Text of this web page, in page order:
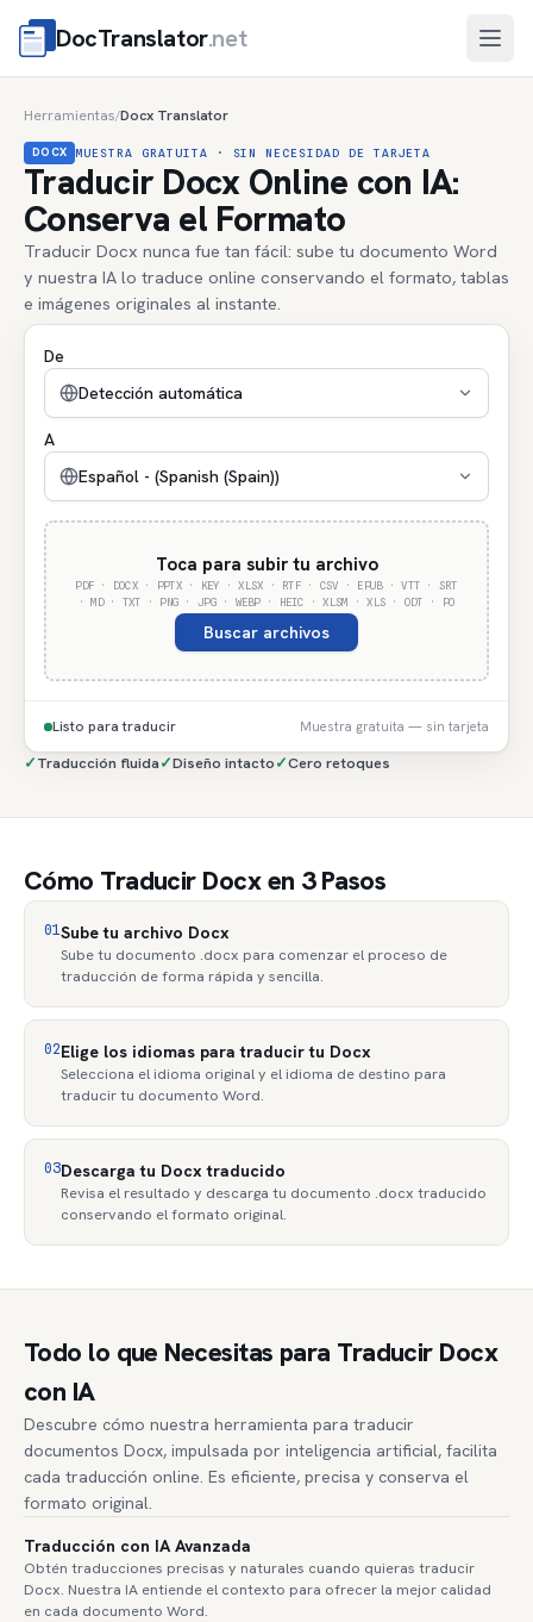
DocTranslator.net Abrir
Herramientas/Docx Translator
DOCX MUESTRA GRATUITA · SIN NECESIDAD DE TARJETA
Traducir Docx Online con IA:
Conserva el Formato
Traducir Docx nunca fue tan fácil: sube tu documento Word
y nuestra IA lo traduce online conservando el formato, tablas
e imágenes originales al instante.
De
Detección automática
A
Español - (Spanish (Spain))
Toca para subir tu archivo
PDF · DOCX · PPTX · KEY · XLSX · RTF · CSV · EPUB · VTT · SRT
· MD · TXT · PNG · JPG · WEBP · HEIC · XLSM · XLS · ODT · PO
Buscar archivos
Listo para traducir Muestra gratuita — sin tarjeta
✓Traducción fluida✓Diseño intacto✓Cero retoques
Cómo Traducir Docx en 3 Pasos
01Sube tu archivo Docx
Sube tu documento .docx para comenzar el proceso de
traducción de forma rápida y sencilla.
02Elige los idiomas para traducir tu Docx
Selecciona el idioma original y el idioma de destino para
traducir tu documento Word.
03Descarga tu Docx traducido
Revisa el resultado y descarga tu documento .docx traducido
conservando el formato original.
Todo lo que Necesitas para Traducir Docx
con IA
Descubre cómo nuestra herramienta para traducir
documentos Docx, impulsada por inteligencia artificial, facilita
cada traducción online. Es eficiente, precisa y conserva el
formato original.
Traducción con IA Avanzada
Obtén traducciones precisas y naturales cuando quieras traducir
Docx. Nuestra IA entiende el contexto para ofrecer la mejor calidad
en cada documento Word.